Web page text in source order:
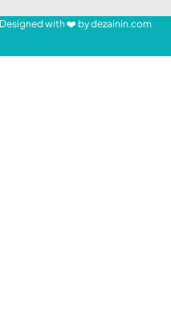
Acara yang dihadiri
(PMI) Hong Kong